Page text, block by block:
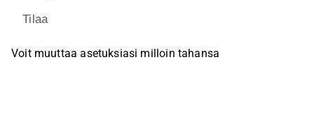
Tilaa
Voit muuttaa asetuksiasi milloin tahansa